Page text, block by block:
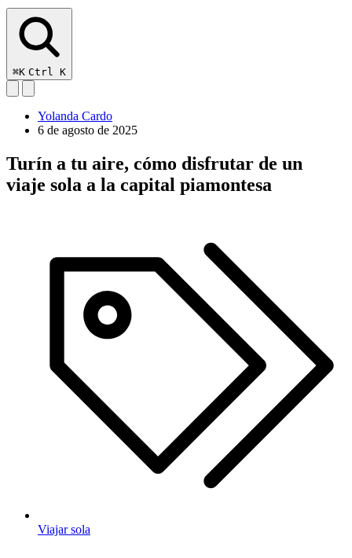
⌘K Ctrl K
Yolanda Cardo
6 de agosto de 2025
Turín a tu aire, cómo disfrutar de un
viaje sola a la capital piamontesa
Viajar sola